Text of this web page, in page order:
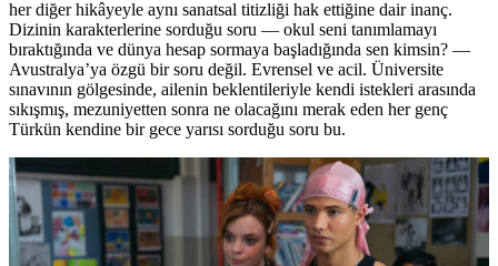
her diğer hikâyeyle aynı sanatsal titizliği hak ettiğine dair inanç.
Dizinin karakterlerine sorduğu soru — okul seni tanımlamayı
bıraktığında ve dünya hesap sormaya başladığında sen kimsin? —
Avustralya’ya özgü bir soru değil. Evrensel ve acil. Üniversite
sınavının gölgesinde, ailenin beklentileriyle kendi istekleri arasında
sıkışmış, mezuniyetten sonra ne olacağını merak eden her genç
Türkün kendine bir gece yarısı sorduğu soru bu.